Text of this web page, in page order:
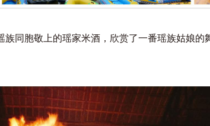
同胞敬上的瑶家米酒，欣赏了一番瑶族姑娘